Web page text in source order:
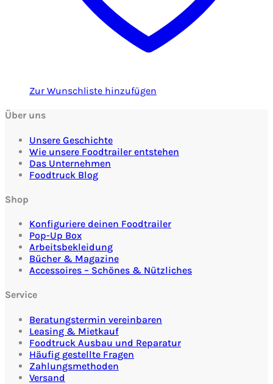
Zur Wunschliste hinzufügen
Über uns
Unsere Geschichte
Wie unsere Foodtrailer entstehen
Das Unternehmen
Foodtruck Blog
Shop
Konfiguriere deinen Foodtrailer
Pop-Up Box
Arbeitsbekleidung
Bücher & Magazine
Accessoires – Schönes & Nützliches
Service
Beratungstermin vereinbaren
Leasing & Mietkauf
Foodtruck Ausbau und Reparatur
Häufig gestellte Fragen
Zahlungsmethoden
Versand